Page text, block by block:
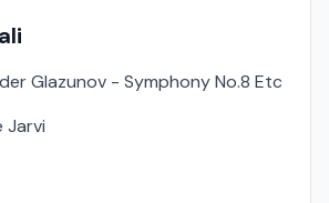
Glazunov - Symphony No.8 Etc
Jarvi